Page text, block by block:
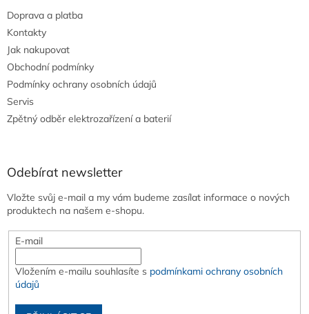
Doprava a platba
Kontakty
Jak nakupovat
Obchodní podmínky
Podmínky ochrany osobních údajů
Servis
Zpětný odběr elektrozařízení a baterií
Odebírat newsletter
Vložte svůj e-mail a my vám budeme zasílat informace o nových
produktech na našem e-shopu.
E-mail
Vložením e-mailu souhlasíte s podmínkami ochrany osobních
údajů